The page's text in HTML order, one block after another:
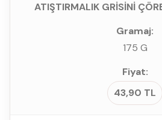
ATIŞTIRMALIK GRİSİNİ
175 G
43,90 TL